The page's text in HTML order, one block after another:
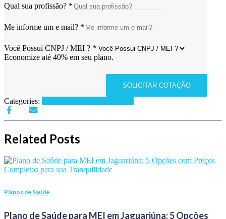
Qual sua profissão? *
Me informe um e mail? *
Você Possui CNPJ / MEI ? *
Economize até 40% em seu plano.
SOLICITAR COTAÇÃO
Categories:
Related Posts
Planos de Saúde
Plano de Saúde para MEI em Jaguariúna: 5 Opções